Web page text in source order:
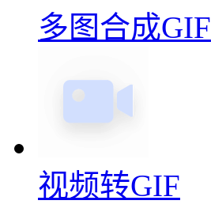
多图合成GIF
视频转GIF